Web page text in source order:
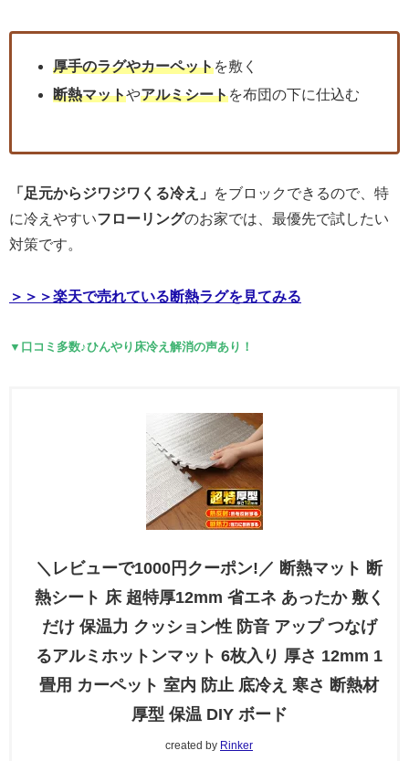
厚手のラグやカーペットを敷く
断熱マットやアルミシートを布団の下に仕込む
「足元からジワジワくる冷え」
をブロックできるので、特
に冷えやすいフローリングのお家では、最優先で試したい
対策です。
＞＞＞楽天で売れている断熱ラグを見てみる
▼口コミ多数♪ひんやり床冷え解消の声あり！
＼レビューで1000円クーポン!／ 断熱マット 断
熱シート 床 超特厚12mm 省エネ あったか 敷く
だけ 保温力 クッション性 防音 アップ つなげ
るアルミホットンマット 6枚入り 厚さ 12mm 1
畳用 カーペット 室内 防止 底冷え 寒さ 断熱材
厚型 保温 DIY ボード
created by Rinker